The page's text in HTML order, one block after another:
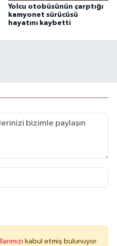
Yolcu otobüsünün çarptığı
kamyonet sürücüsü
hayatını kaybetti
kabul etmiş bulunuyor